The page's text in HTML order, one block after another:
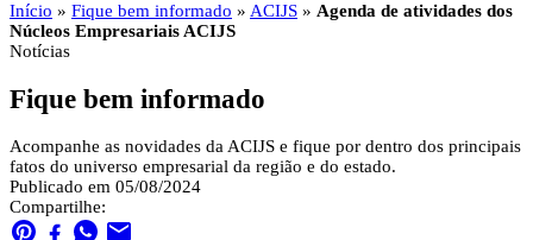
Início » Fique bem informado » ACIJS » Agenda de atividades dos
Núcleos Empresariais ACIJS
Notícias
Fique bem informado
Acompanhe as novidades da ACIJS e fique por dentro dos principais
fatos do universo empresarial da região e do estado.
Publicado em 05/08/2024
Compartilhe: